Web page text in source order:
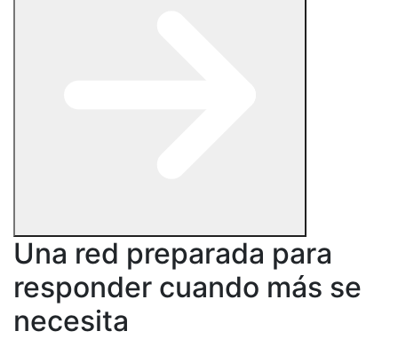
Una red preparada para
responder cuando más se
necesita